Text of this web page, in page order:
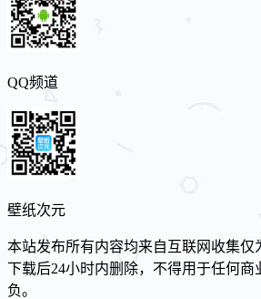
QQ频道
壁纸次元
本站发布所有内容均来自互联网收集仅
下载后24小时内删除，不得用于任何商
负。